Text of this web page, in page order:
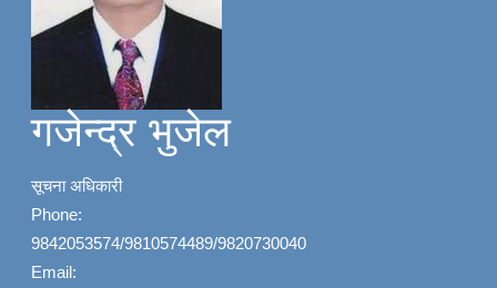
गजेन्द्र भुजेल
सूचना अधिकारी
Phone:
9842053574/9810574489/9820730040
Email: